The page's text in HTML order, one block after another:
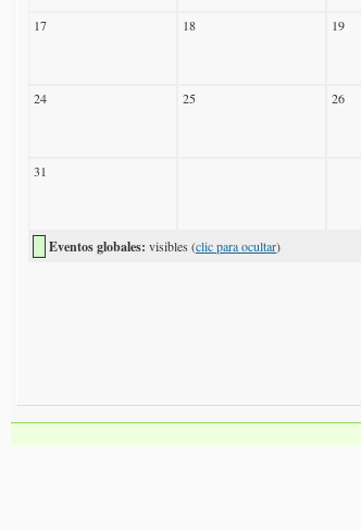
17 18 19
24 25 26
31
Eventos globales: visibles (clic para ocultar)